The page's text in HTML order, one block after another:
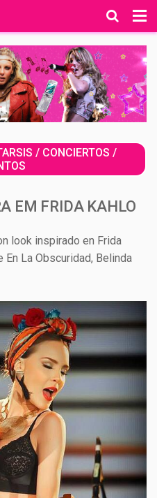
/ CONCIERTOS /
EM FRIDA KAHLO
look inspirado en Frida
En La Obscuridad, Belinda